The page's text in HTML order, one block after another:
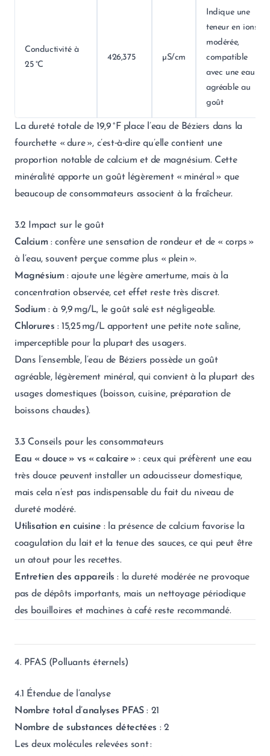
Conductivité à
25 °C
426,375 µS/cm
Indique une
teneur en ions
modérée,
compatible
avec une eau
agréable au
goût
La dureté totale de 19,9 °F place l’eau de Béziers dans la
fourchette « dure », c’est‑à‑dire qu’elle contient une
proportion notable de calcium et de magnésium. Cette
minéralité apporte un goût légèrement « minéral » que
beaucoup de consommateurs associent à la fraîcheur.
3.2 Impact sur le goût
Calcium: confère une sensation de rondeur et de « corps »
à l’eau, souvent perçue comme plus « plein ».
Magnésium: ajoute une légère amertume, mais à la
concentration observée, cet effet reste très discret.
Sodium: à 9,9 mg/L, le goût salé est négligeable.
Chlorures : 15,25 mg/L apportent une petite note saline,
imperceptible pour la plupart des usagers.
Dans l’ensemble, l’eau de Béziers possède un goût
agréable, légèrement minéral, qui convient à la plupart des
usages domestiques (boisson, cuisine, préparation de
boissons chaudes).
3.3 Conseils pour les consommateurs
Eau « douce » vs « calcaire » : ceux qui préfèrent une eau
très douce peuvent installer un adoucisseur domestique,
mais cela n’est pas indispensable du fait du niveau de
dureté modéré.
Utilisation en cuisine : la présence de calcium favorise la
coagulation du lait et la tenue des sauces, ce qui peut être
un atout pour les recettes.
Entretien des appareils : la dureté modérée ne provoque
pas de dépôts importants, mais un nettoyage périodique
des bouilloires et machines à café reste recommandé.
4. PFAS (Polluants éternels)
4.1 Étendue de l’analyse
Nombre total d’analyses PFAS: 21
Nombre de substances détectées : 2
Les deux molécules relevées sont :